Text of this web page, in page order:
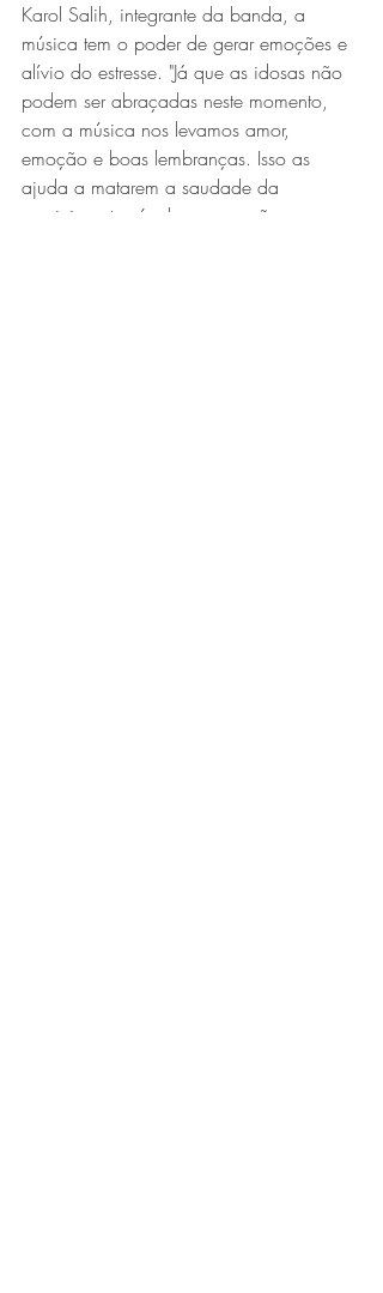
Karol Salih, integrante da banda, a
música tem o poder de gerar emoções e
alívio do estresse. "Já que as idosas não
podem ser abraçadas neste momento,
com a música nos levamos amor,
emoção e boas lembranças. Isso as
ajuda a matarem a saudade da
meninice através dessas canções